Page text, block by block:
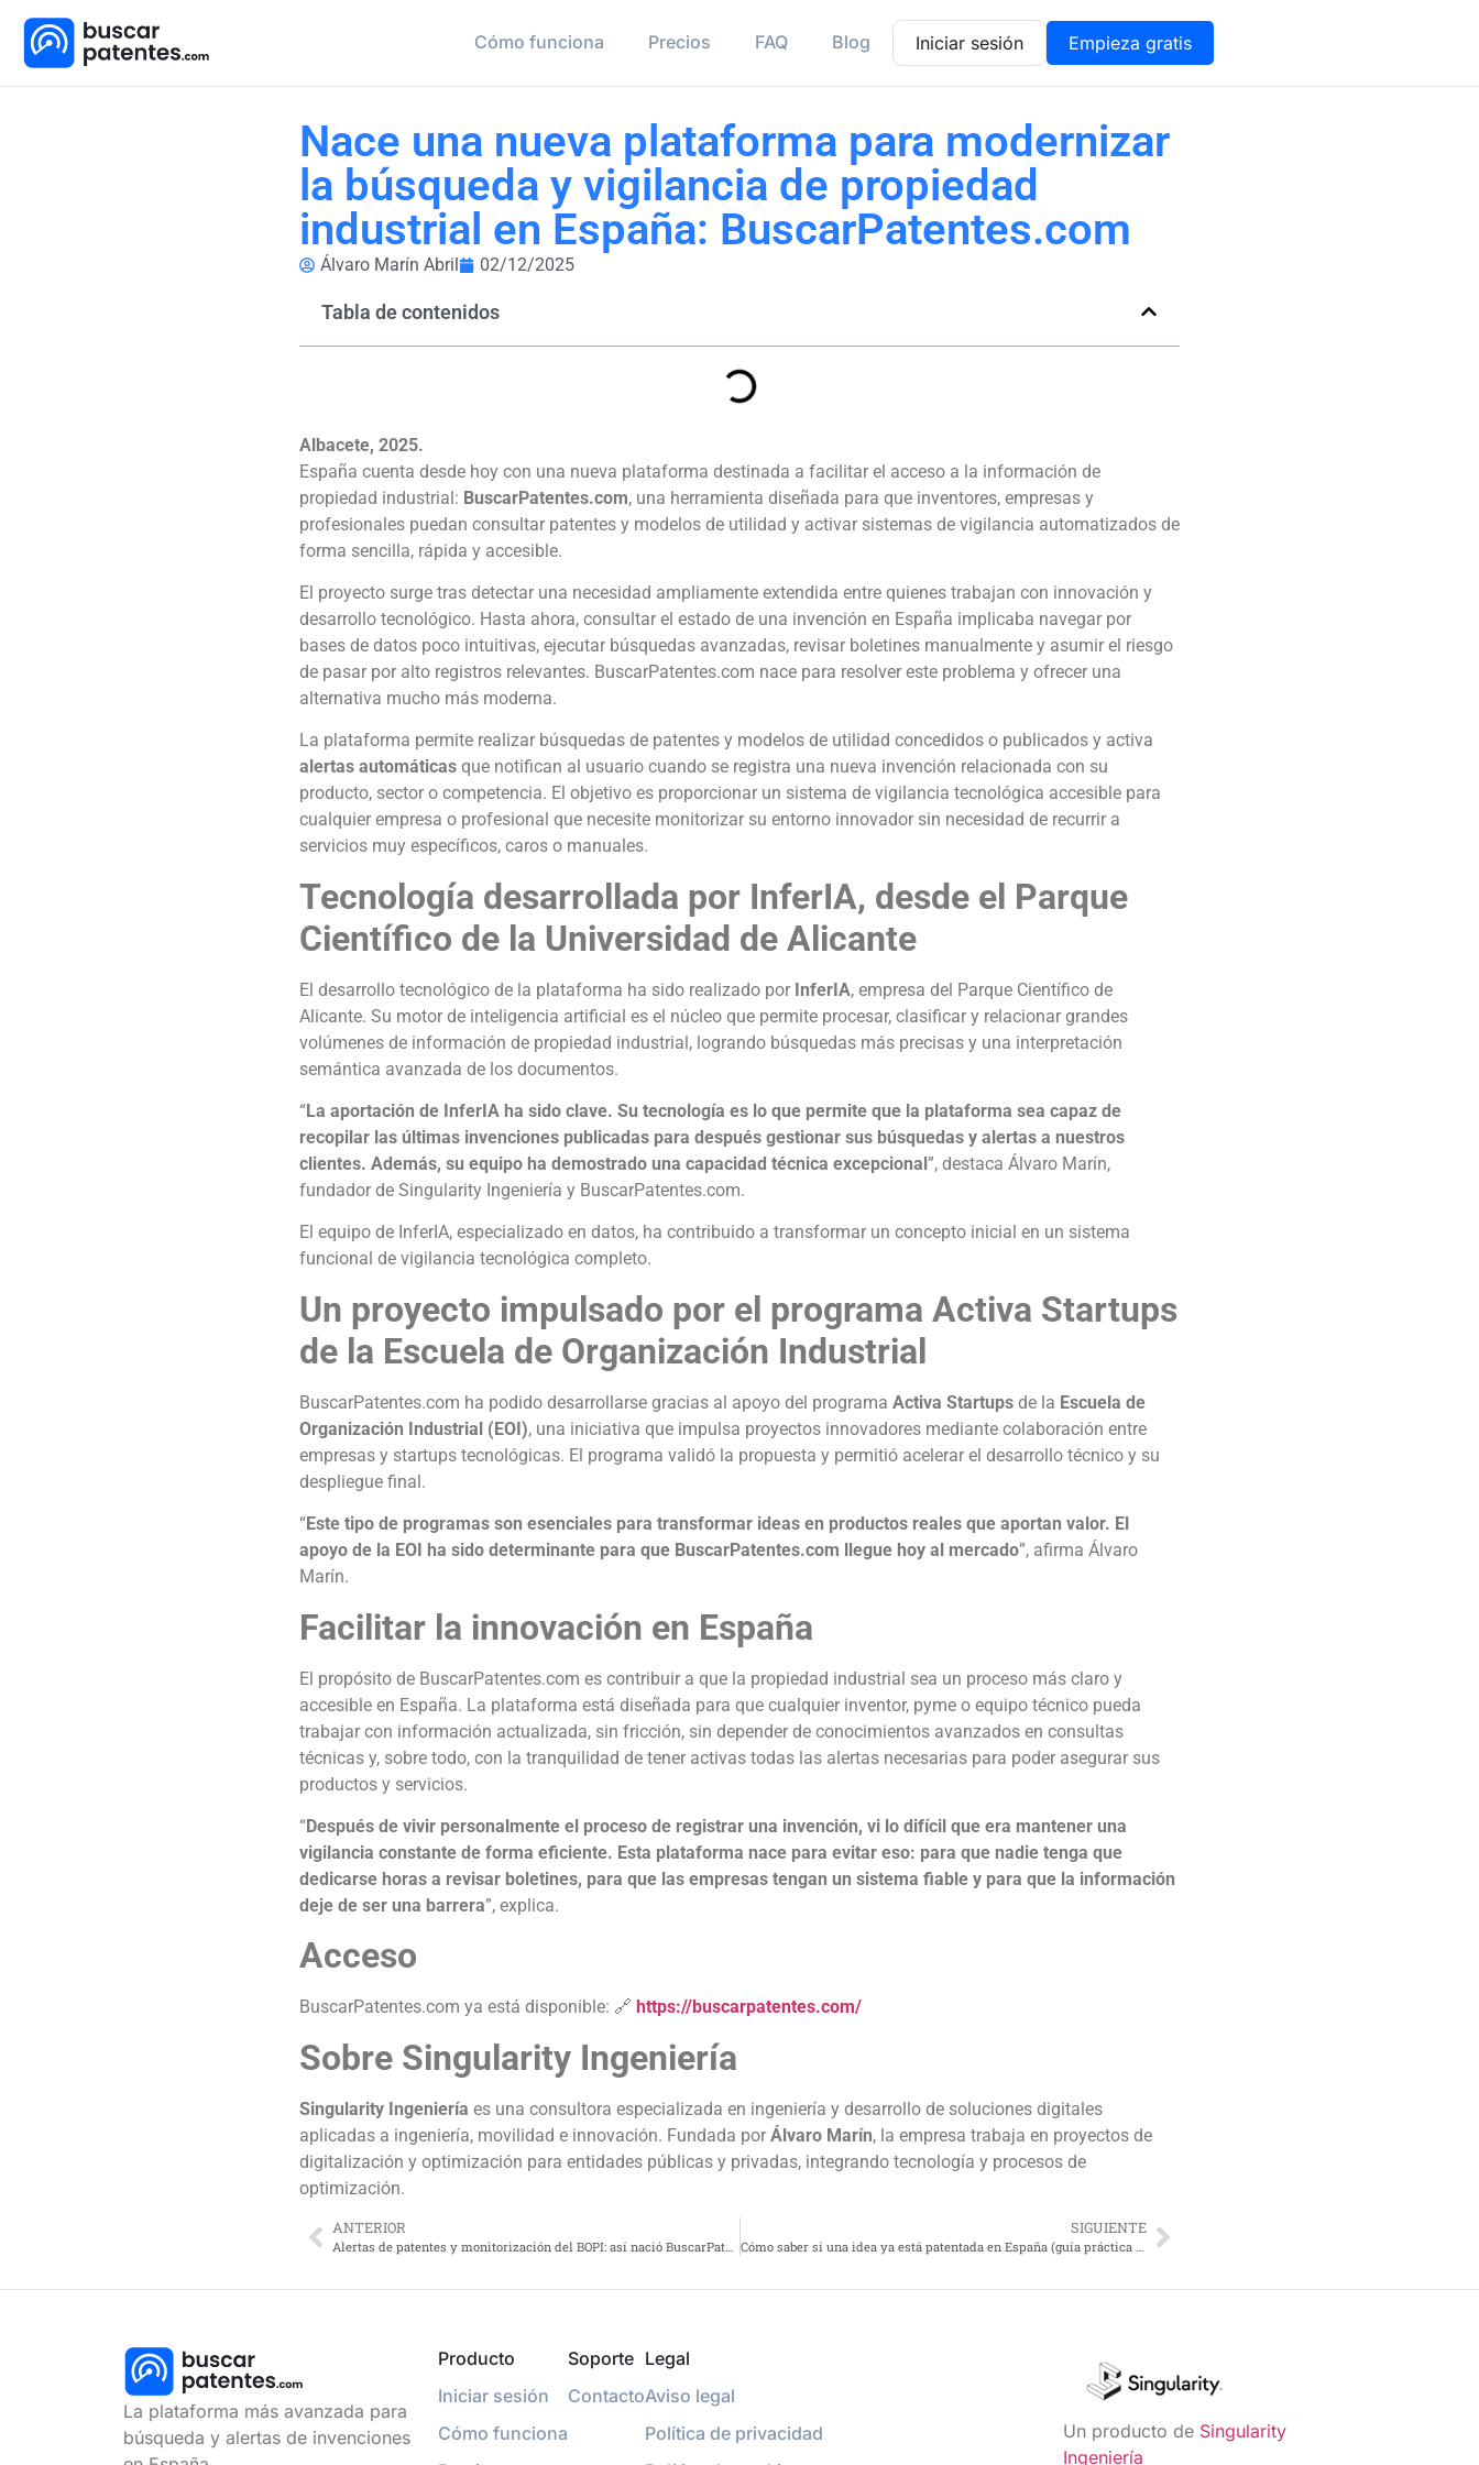
Cómo funciona Precios FAQ Blog Iniciar sesión Empieza gratis
Nace una nueva plataforma para modernizar
la búsqueda y vigilancia de propiedad
industrial en España: BuscarPatentes.com
Álvaro Marín Abril 02/12/2025
Tabla de contenidos
Albacete, 2025.
España cuenta desde hoy con una nueva plataforma destinada a facilitar el acceso a la información de
propiedad industrial: BuscarPatentes.com, una herramienta diseñada para que inventores, empresas y
profesionales puedan consultar patentes y modelos de utilidad y activar sistemas de vigilancia automatizados de
forma sencilla, rápida y accesible.
El proyecto surge tras detectar una necesidad ampliamente extendida entre quienes trabajan con innovación y
desarrollo tecnológico. Hasta ahora, consultar el estado de una invención en España implicaba navegar por
bases de datos poco intuitivas, ejecutar búsquedas avanzadas, revisar boletines manualmente y asumir el riesgo
de pasar por alto registros relevantes. BuscarPatentes.com nace para resolver este problema y ofrecer una
alternativa mucho más moderna.
La plataforma permite realizar búsquedas de patentes y modelos de utilidad concedidos o publicados y activa
alertas automáticas que notifican al usuario cuando se registra una nueva invención relacionada con su
producto, sector o competencia. El objetivo es proporcionar un sistema de vigilancia tecnológica accesible para
cualquier empresa o profesional que necesite monitorizar su entorno innovador sin necesidad de recurrir a
servicios muy específicos, caros o manuales.
Tecnología desarrollada por InferIA, desde el Parque
Científico de la Universidad de Alicante
El desarrollo tecnológico de la plataforma ha sido realizado por InferIA, empresa del Parque Científico de
Alicante. Su motor de inteligencia artificial es el núcleo que permite procesar, clasificar y relacionar grandes
volúmenes de información de propiedad industrial, logrando búsquedas más precisas y una interpretación
semántica avanzada de los documentos.
“La aportación de InferIA ha sido clave. Su tecnología es lo que permite que la plataforma sea capaz de
recopilar las últimas invenciones publicadas para después gestionar sus búsquedas y alertas a nuestros
clientes. Además, su equipo ha demostrado una capacidad técnica excepcional”, destaca Álvaro Marín,
fundador de Singularity Ingeniería y BuscarPatentes.com.
El equipo de InferIA, especializado en datos, ha contribuido a transformar un concepto inicial en un sistema
funcional de vigilancia tecnológica completo.
Un proyecto impulsado por el programa Activa Startups
de la Escuela de Organización Industrial
BuscarPatentes.com ha podido desarrollarse gracias al apoyo del programa Activa Startups de la Escuela de
Organización Industrial (EOI), una iniciativa que impulsa proyectos innovadores mediante colaboración entre
empresas y startups tecnológicas. El programa validó la propuesta y permitió acelerar el desarrollo técnico y su
despliegue final.
“Este tipo de programas son esenciales para transformar ideas en productos reales que aportan valor. El
apoyo de la EOI ha sido determinante para que BuscarPatentes.com llegue hoy al mercado”, afirma Álvaro
Marín.
Facilitar la innovación en España
El propósito de BuscarPatentes.com es contribuir a que la propiedad industrial sea un proceso más claro y
accesible en España. La plataforma está diseñada para que cualquier inventor, pyme o equipo técnico pueda
trabajar con información actualizada, sin fricción, sin depender de conocimientos avanzados en consultas
técnicas y, sobre todo, con la tranquilidad de tener activas todas las alertas necesarias para poder asegurar sus
productos y servicios.
“Después de vivir personalmente el proceso de registrar una invención, vi lo difícil que era mantener una
vigilancia constante de forma eficiente. Esta plataforma nace para evitar eso: para que nadie tenga que
dedicarse horas a revisar boletines, para que las empresas tengan un sistema fiable y para que la información
deje de ser una barrera”, explica.
Acceso
BuscarPatentes.com ya está disponible: 🔗 https://buscarpatentes.com/
Sobre Singularity Ingeniería
Singularity Ingeniería es una consultora especializada en ingeniería y desarrollo de soluciones digitales
aplicadas a ingeniería, movilidad e innovación. Fundada por Álvaro Marín, la empresa trabaja en proyectos de
digitalización y optimización para entidades públicas y privadas, integrando tecnología y procesos de
optimización.
ANTERIOR
Alertas de patentes y monitorización del BOPI: así nació BuscarPatentes.com
SIGUIENTE
Cómo saber si una idea ya está patentada en España (guía práctica paso a paso)
La plataforma más avanzada para
búsqueda y alertas de invenciones
Producto
Iniciar sesión
Cómo funciona
Soporte
Contacto
Legal
Aviso legal
Política de privacidad
Un producto de Singularity
Ingeniería